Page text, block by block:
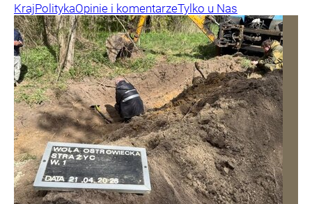
KrajPolitykaOpinie i komentarzeTylko u Nas